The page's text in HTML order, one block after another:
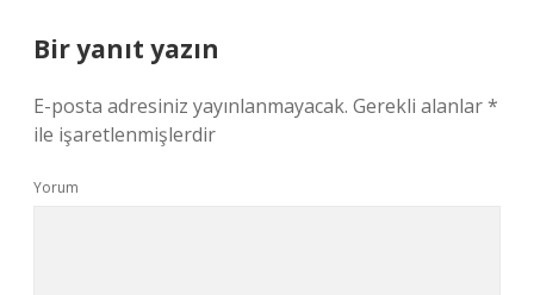
Bir yanıt yazın
E-posta adresiniz yayınlanmayacak. Gerekli alanlar*
ile işaretlenmişlerdir
Yorum